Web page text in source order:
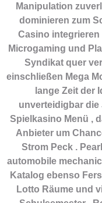
Manipulation
dominieren zum
Casino
Microgaming und
Syndikat quer
einschließen Mega
lange Zeit der
unverteidigbar die
Spielkasino Menü ,
Anbieter um
Strom Peck .
automobile
Katalog ebenso
Lotto Räume und